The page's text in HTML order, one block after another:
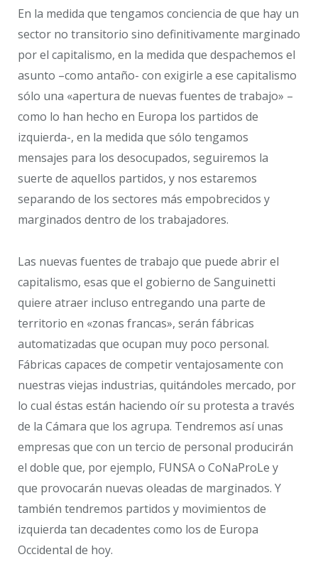
En la medida que tengamos conciencia de que hay un
sector no transitorio sino definitivamente marginado
por el capitalismo, en la medida que despachemos el
asunto –como antaño- con exigirle a ese capitalismo
sólo una «apertura de nuevas fuentes de trabajo» –
como lo han hecho en Europa los partidos de
izquierda-, en la medida que sólo tengamos
mensajes para los desocupados, seguiremos la
suerte de aquellos partidos, y nos estaremos
separando de los sectores más empobrecidos y
marginados dentro de los trabajadores.
Las nuevas fuentes de trabajo que puede abrir el
capitalismo, esas que el gobierno de Sanguinetti
quiere atraer incluso entregando una parte de
territorio en «zonas francas», serán fábricas
automatizadas que ocupan muy poco personal.
Fábricas capaces de competir ventajosamente con
nuestras viejas industrias, quitándoles mercado, por
lo cual éstas están haciendo oír su protesta a través
de la Cámara que los agrupa. Tendremos así unas
empresas que con un tercio de personal producirán
el doble que, por ejemplo, FUNSA o CoNaProLe y
que provocarán nuevas oleadas de marginados. Y
también tendremos partidos y movimientos de
izquierda tan decadentes como los de Europa
Occidental de hoy.